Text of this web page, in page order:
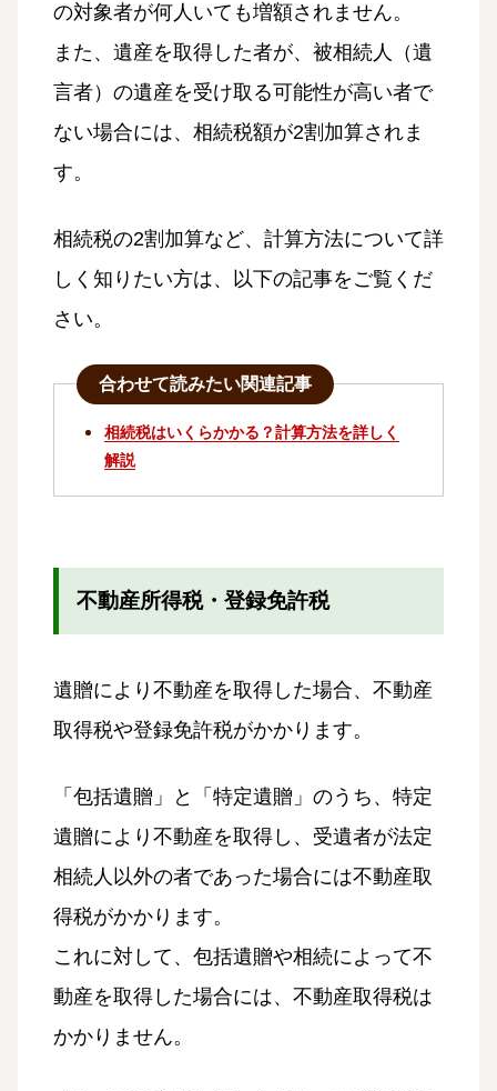
の対象者が何人いても増額されません。
また、遺産を取得した者が、被相続人（遺
言者）の遺産を受け取る可能性が高い者で
ない場合には、相続税額が2割加算されま
す。
相続税の2割加算など、計算方法について詳
しく知りたい方は、以下の記事をご覧くだ
さい。
合わせて読みたい関連記事
相続税はいくらかかる？計算方法を詳しく
解説
不動産所得税・登録免許税
遺贈により不動産を取得した場合、不動産
取得税や登録免許税がかかります。
「包括遺贈」と「特定遺贈」のうち、特定
遺贈により不動産を取得し、受遺者が法定
相続人以外の者であった場合には不動産取
得税がかかります。
これに対して、包括遺贈や相続によって不
動産を取得した場合には、不動産取得税は
かかりません。